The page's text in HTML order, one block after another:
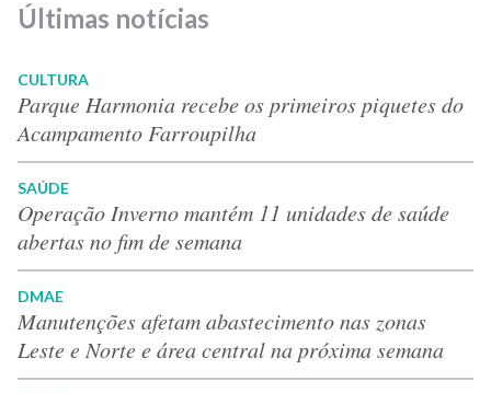
Últimas notícias
CULTURA
Parque Harmonia recebe os primeiros piquetes do
Acampamento Farroupilha
SAÚDE
Operação Inverno mantém 11 unidades de saúde
abertas no fim de semana
DMAE
Manutenções afetam abastecimento nas zonas
Leste e Norte e área central na próxima semana